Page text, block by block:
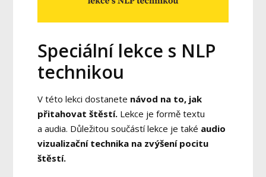
Speciální lekce s NLP
technikou
V této lekci dostanete návod na to, jak
přitahovat štěstí.Lekce je formě textu
a audia. Důležitou součástí lekce je také audio
vizualizační technika na zvýšení pocitu
štěstí.